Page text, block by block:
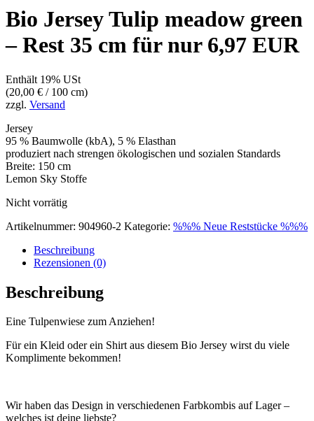
Bio Jersey Tulip meadow green
– Rest 35 cm für nur 6,97 EUR
Enthält 19% USt
(20,00 € / 100 cm)
zzgl. Versand
Jersey
95 % Baumwolle (kbA), 5 % Elasthan
produziert nach strengen ökologischen und sozialen Standards
Breite: 150 cm
Lemon Sky Stoffe
Nicht vorrätig
Artikelnummer: 904960-2 Kategorie: %%% Neue Reststücke %%%
Beschreibung
Rezensionen (0)
Beschreibung
Eine Tulpenwiese zum Anziehen!
Für ein Kleid oder ein Shirt aus diesem Bio Jersey wirst du viele
Komplimente bekommen!
Wir haben das Design in verschiedenen Farbkombis auf Lager –
welches ist deine liebste?